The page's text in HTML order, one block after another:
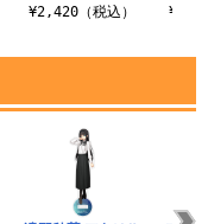
¥2,420（税込）